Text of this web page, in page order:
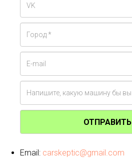
ОТПРАВИТЬ
Email: carskeptic@gmail.com